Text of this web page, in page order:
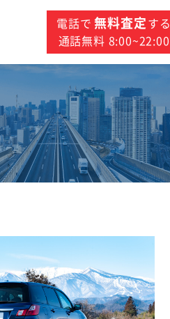
電話で 無料査定する
通話無料 8:00~22:00